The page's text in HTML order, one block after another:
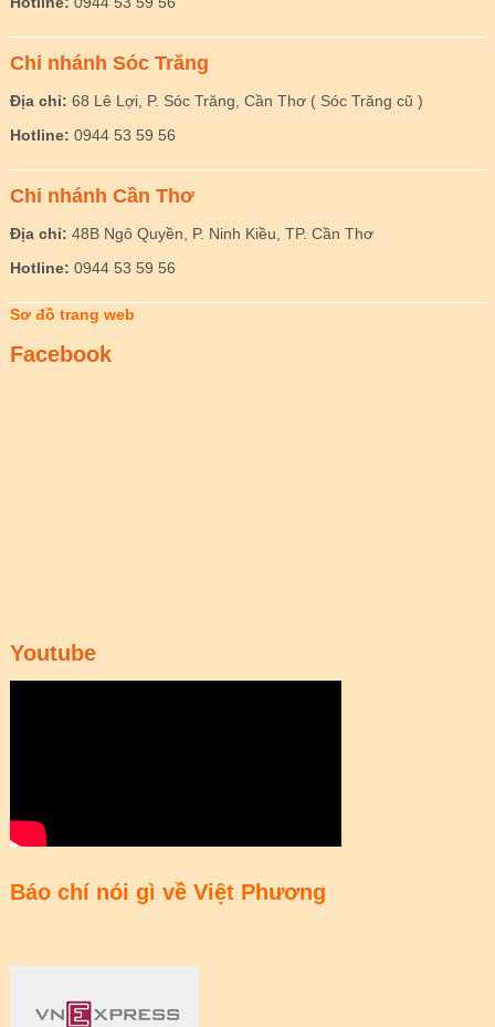
Chi nhánh Sóc Trăng
Địa chỉ: 68 Lê Lợi, P. Sóc Trăng, Cần Thơ ( Sóc Trăng cũ )
Hotline: 0944 53 59 56
Chi nhánh Cần Thơ
Địa chỉ: 48B Ngô Quyền, P. Ninh Kiều, TP. Cần Thơ
Hotline: 0944 53 59 56
Sơ đồ trang web
Facebook
Youtube
Báo chí nói gì về Việt Phương